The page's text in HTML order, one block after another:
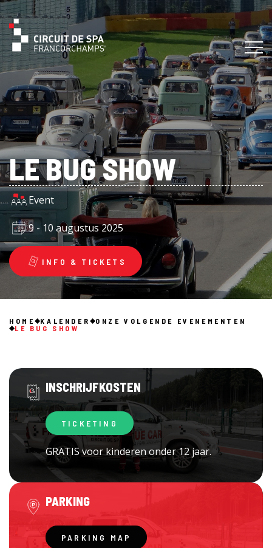
LE BUG SHOW
Event
9 - 10 augustus 2025
INFO & TICKETS
HOME KALENDER
ONZE VOLGENDE EVENEMENTEN
LE BUG SHOW
INSCHRIJFKOSTEN
TICKETING
GRATIS voor kinderen onder 12 jaar.
PARKING
PARKING MAP